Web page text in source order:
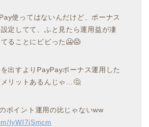
使ってはないんだけど、ボーナス
定してて、ふと見たら運用益が凄
ることにビビった🥶😱
出すよりPayPayボーナス運用した
リットあるんじゃ…🤔
ポイント運用の比じゃないww
IyWI7jSmcm